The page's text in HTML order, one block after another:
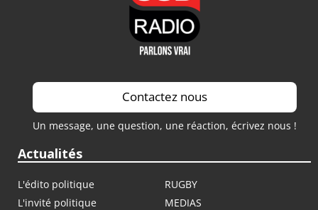
Contactez nous
Un message, une question, une réaction, écrivez nous !
Actualités
L'édito politique
RUGBY
L'invité politique
MEDIAS